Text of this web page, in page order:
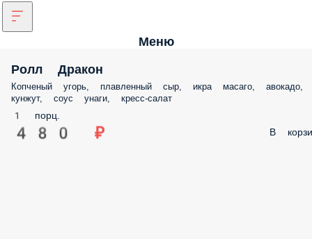
Меню
Ролл Дракон
Копченый угорь, плавленный сыр, икра масаго, авокадо,
кунжут, соус унаги, кресс-салат
1 порц.
480 ₽ В